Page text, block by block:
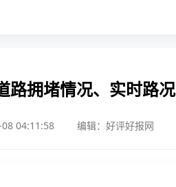
路拥堵情况、实时路况
04:11:58 编辑：好评好报网